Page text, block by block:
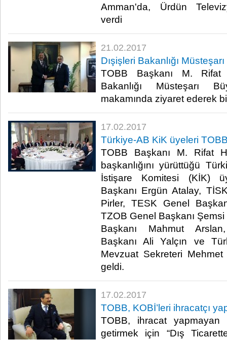
Amman'da, Ürdün
verdi​
21.02.2017
Dışişleri Bakanlığı
TOBB Başkanı M. Rifat
Bakanlığı Müsteşarı
makamında ziyaret ederek
17.02.2017
Türkiye-AB KiK üyeleri
TOBB Başkanı M. Rifat
başkanlığını yürüttüğü
İstişare Komitesi (KİK)
Başkanı Ergün Atalay,
Pirler, TESK Genel
TZOB Genel Başkanı
Başkanı Mahmut
Başkanı Ali Yalçın ve
Mevzuat Sekreteri
geldi.​
17.02.2017
TOBB, KOBİ’leri ihracatçı
TOBB, ihracat yapmayan
getirmek için “Dış